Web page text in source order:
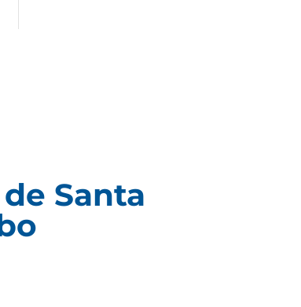
Santa